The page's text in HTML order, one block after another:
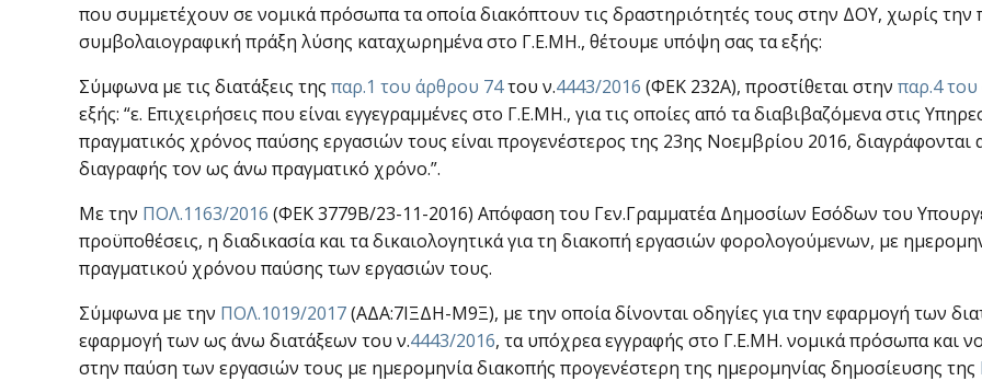
που συμμετέχουν σε νομικά πρόσωπα τα οποία διακόπτουν τις δραστηριότητές τους στην ΔΟΥ, χωρίς
συμβολαιογραφική πράξη λύσης καταχωρημένα στο Γ.Ε.ΜΗ., θέτουμε υπόψη σας τα εξής:
Σύμφωνα με τις διατάξεις της παρ.1 του άρθρου 74του ν.4443/2016 (ΦΕΚ 232Α), προστίθεται στην παρ.4
εξής: “ε. Επιχειρήσεις που είναι εγγεγραμμένες στο Γ.Ε.ΜΗ., για τις οποίες από τα διαβιβαζόμενα στις
πραγματικός χρόνος παύσης εργασιών τους είναι προγενέστερος της 23ης Νοεμβρίου 2016,
διαγραφής τον ως άνω πραγματικό χρόνο.”.
Με την ΠΟΛ.1163/2016 (ΦΕΚ 3779Β/23-11-2016) Απόφαση του Γεν.Γραμματέα Δημοσίων Εσόδων του
προϋποθέσεις, η διαδικασία και τα δικαιολογητικά για τη διακοπή εργασιών φορολογούμενων, με
πραγματικού χρόνου παύσης των εργασιών τους.
Σύμφωνα με την ΠΟΛ.1019/2017(ΑΔΑ:7ΙΞΔΗ-Μ9Ξ), με την οποία δίνονται οδηγίες για την εφαρμογή των
εφαρμογή των ως άνω διατάξεων του ν.4443/2016, τα υπόχρεα εγγραφής στο Γ.Ε.ΜΗ. νομικά πρόσωπα και
στην παύση των εργασιών τους με ημερομηνία διακοπής προγενέστερη της ημερομηνίας δημοσίευσης της